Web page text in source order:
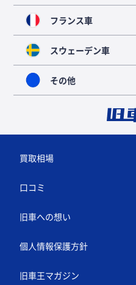
フランス車
スウェーデン車
その他
買取相場
口コミ
旧車への想い
個人情報保護方針
旧車王マガジン